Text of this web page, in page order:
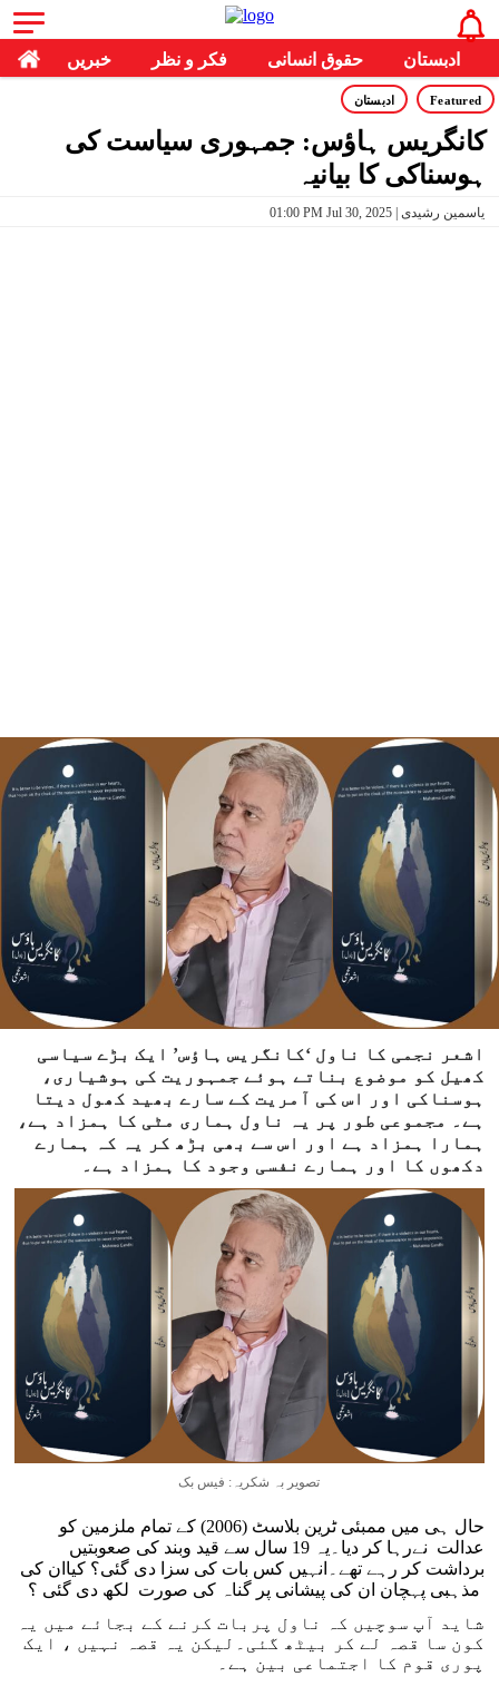
خبریں فکر و نظر حقوق انسانی ادبستان
Featured ادبستان
کانگریس ہاؤس: جمہوری سیاست کی
ہوسناکی کا بیانیہ
01:00 PM Jul 30, 2025 | یاسمین رشیدی
اشعر نجمی کا ناول ‘کانگریس ہاؤس’ ایک بڑے سیاسی
کھیل کو موضوع بناتے ہوئے جمہوریت کی ہوشیاری،
ہوسناکی اور اس کی آمریت کے سارے بھید کھول دیتا
ہے۔ مجموعی طور پر یہ ناول ہماری مٹی کا ہمزاد ہے،
ہمارا ہمزاد ہے اور اس سے بھی بڑھ کر یہ کہ ہمارے
دکھوں کا اور ہمارے نفسی وجود کا ہمزاد ہے۔
تصویر بہ شکریہ: فیس بک
حال ہی میں ممبئی ٹرین بلاسٹ (2006) کے تمام ملزمین کو
عدالت نےرہا کر دیا۔یہ 19 سال سے قید وبند کی صعوبتیں
برداشت کر رہے تھے۔انہیں کس بات کی سزا دی گئی؟ کیاان کی
مذہبی پہچان ان کی پیشانی پر گناہ کی صورت لکھ دی گئی ؟
شاید آپ سوچیں کہ ناول پربات کرنے کے بجائے میں یہ
کون سا قصہ لے کر بیٹھ گئی۔لیکن یہ قصہ نہیں ، ایک
پوری قوم کا اجتماعی بین ہے۔